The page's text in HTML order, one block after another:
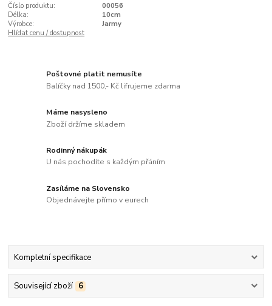
Číslo produktu:
00056
Délka:
10cm
Výrobce:
Jarmy
Hlídat cenu / dostupnost
Poštovné platit nemusíte
Balíčky nad 1500,- Kč lifrujeme zdarma
Máme nasysleno
Zboží držíme skladem
Rodinný nákupák
U nás pochodíte s každým přáním
Zasíláme na Slovensko
Objednávejte přímo v eurech
Kompletní specifikace
Související zboží 6